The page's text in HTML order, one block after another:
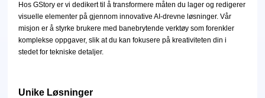
AI bilde til video Ubegrenset
AI Video Generator Ubegrenset
Gratis Kreditter
Hos GStory er vi dedikert til å transformere måten du lager og redigerer
visuelle elementer på gjennom innovative AI-drevne løsninger. Vår
misjon er å styrke brukere med banebrytende verktøy som forenkler
komplekse oppgaver, slik at du kan fokusere på kreativiteten din i
stedet for tekniske detaljer.
Unike Løsninger